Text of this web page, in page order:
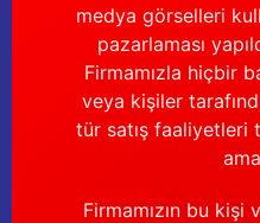
medya görselleri
pazarlaması
Firmamızla hiçbir
veya kişiler
tür satış faaliyetleri
Firmamızın bu kişi